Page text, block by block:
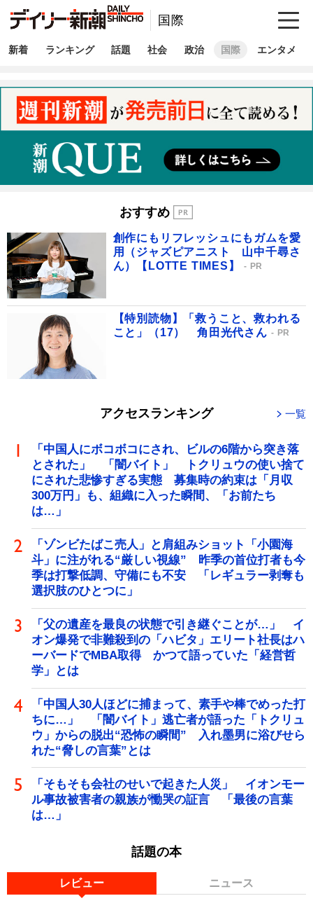
国際
新着 ランキング 話題 社会 政治 国際 エンタメ
おすすめ
創作にもリフレッシュにもガムを愛
用（ジャズピアニスト 山中千尋さ
ん）【LOTTE TIMES】
PR
【特別読物】「救うこと、救われる
こと」（17） 角田光代さん
PR
アクセスランキング 一覧
「中国人にボコボコにされ、ビルの6階から突き落
とされた」 「闇バイト」 トクリュウの使い捨て
にされた悲惨すぎる実態 募集時の約束は「月収
300万円」も、組織に入った瞬間、「お前たち
は…」
「ゾンビたばこ売人」と肩組みショット「小園海
斗」に注がれる“厳しい視線” 昨季の首位打者も今
季は打撃低調、守備にも不安 「レギュラー剥奪も
選択肢のひとつに」
「父の遺産を最良の状態で引き継ぐことが…」 イ
オン爆発で非難殺到の「ハビタ」エリート社長はハ
ーバードでMBA取得 かつて語っていた「経営哲
学」とは
「中国人30人ほどに捕まって、素手や棒でめった打
ちに…」 「闇バイト」逃亡者が語った「トクリュ
ウ」からの脱出“恐怖の瞬間” 入れ墨男に浴びせら
れた“脅しの言葉”とは
「そもそも会社のせいで起きた人災」 イオンモー
ル事故被害者の親族が慟哭の証言 「最後の言葉
は…」
話題の本
レビュー ニュース